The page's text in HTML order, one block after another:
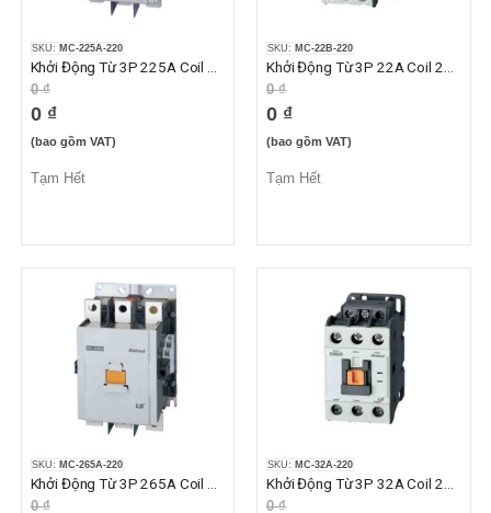
SKU: MC-225A-220
0 ₫
0 ₫
(bao gồm VAT)
Tạm Hết
SKU: MC-22B-220
0 ₫
0 ₫
(bao gồm VAT)
Tạm Hết
SKU: MC-265A-220
0 ₫
SKU: MC-32A-220
0 ₫